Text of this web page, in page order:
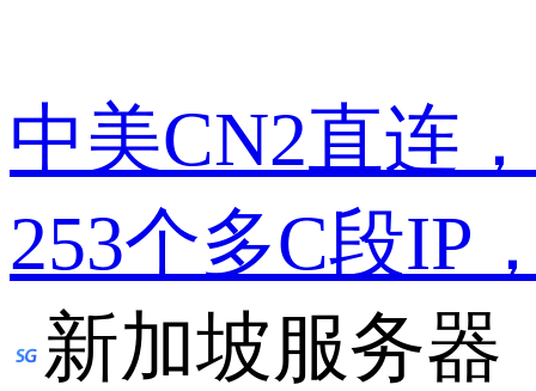
中美CN2直连
253个多C段IP
新加坡服务器